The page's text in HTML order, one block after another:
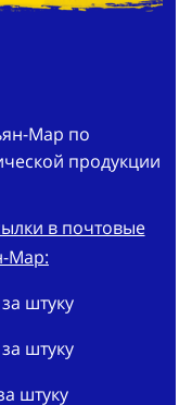
продукции
в почтовые
штуку
штуку
штуку